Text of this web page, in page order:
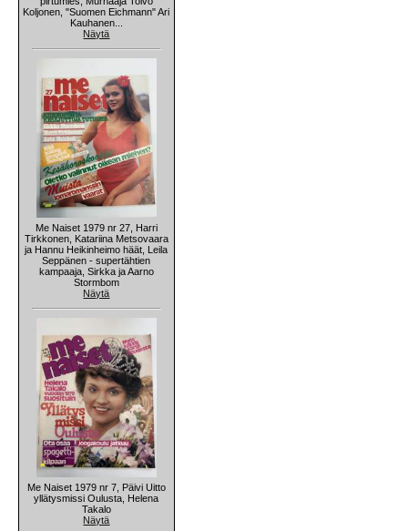
Koljonen, "Suomen Eichmann" Ari
Kauhanen...
Näytä
Me Naiset 1979 nr 27, Harri
Tirkkonen, Katariina Metsovaara
ja Hannu Heikinheimo häät, Leila
Seppänen - supertähtien
kampaaja, Sirkka ja Aarno
Stormbom
Näytä
Me Naiset 1979 nr 7, Päivi Uitto
yllätysmissi Oulusta, Helena
Takalo
Näytä